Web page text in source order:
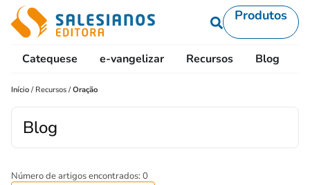
Produtos
Catequese e-vangelizar Recursos Blog
Início / Recursos /Oração
Blog
Número de artigos encontrados: 0